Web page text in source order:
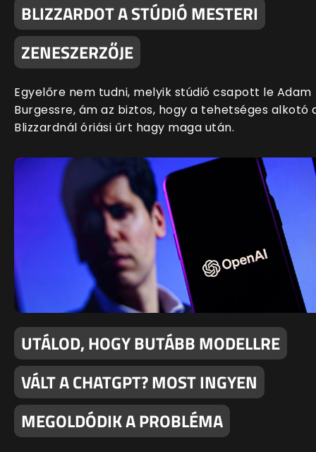
BLIZZARDOT A STÚDIÓ MESTERI
ZENESZERZŐJE
Egyelőre nem tudni, melyik stúdió csapott le Adam
Burgessre, ám az biztos, hogy a tehetséges alkotó
Blizzardnál óriási űrt hagy maga után.
UTÁLOD, HOGY BUTÁBB MODELLRE
VÁLT A CHATGPT? MOST INGYEN
MEGOLDÓDIK A PROBLÉMA